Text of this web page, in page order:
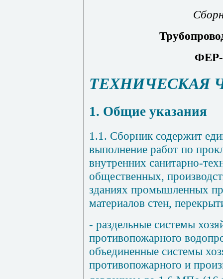
ФЕР-
ТЕХНИЧЕСКАЯ
1. Общие указания
1.1. Сборник содержит
выполнение работ по
внутренних санитарно-
общественных,
зданиях промышленных
материалов стен,
- раздельные системы
противопожарного
объединенные системы
противопожарного и